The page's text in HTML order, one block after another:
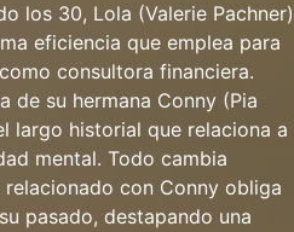
los 30, Lola (Valerie Pachner)
eficiencia que emplea para
consultora financiera.
de su hermana Conny (Pia
largo historial que relaciona a
mental. Todo cambia
con Conny obliga
pasado, destapando una